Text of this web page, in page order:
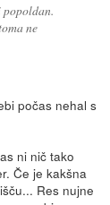
popoldan.
ne
počas nehal s
ni nič tako
Če je kakšna
Res nujne